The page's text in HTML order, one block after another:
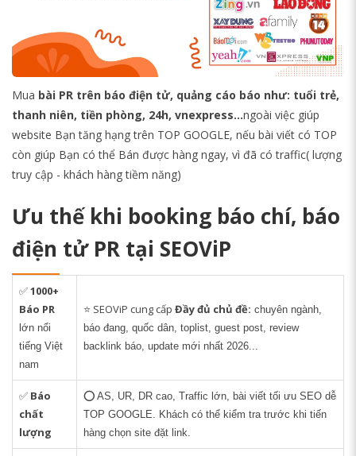
Mua bài PR trên báo điện tử, quảng cáo báo như: tuổi trẻ,
thanh niên, tiền phòng, 24h, vnexpress...ngoài việc giúp
website Bạn tăng hạng trên TOP GOOGLE, nếu bài viết có TOP
còn giúp Bạn có thể Bán được hàng ngay, vì đã có traffic( lượng
truy cập - khách hàng tiềm năng)
Ưu thế khi booking báo chí, báo
điện tử PR tại SEOViP
✅1000+
Báo PR
lớn nổi
tiếng Việt
nam
⭐ SEOViP cung cấp Đầy đủ chủ đề: chuyên ngành,
báo đang, quốc dân, toplist, guest post, review
backlink báo, update mới nhất 2026...
✅ Báo
chất
lượng
⭕ AS, UR, DR cao, Traffic lớn, bài viết tối ưu SEO dễ
TOP GOOGLE. Khách có thể kiểm tra trước khi tiến
hàng chọn site đặt link.